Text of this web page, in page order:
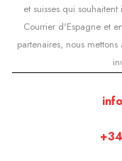
et suisses qui
Courrier d'Espagne et
partenaires, nous